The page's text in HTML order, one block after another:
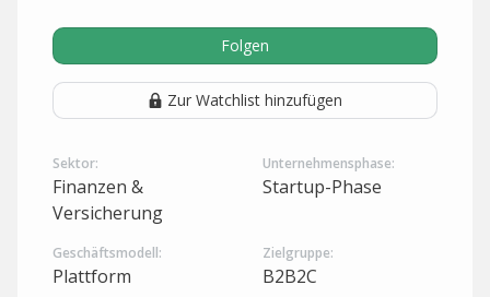
Folgen
Zur Watchlist hinzufügen
Sektor:
Finanzen &
Versicherung
Unternehmensphase:
Startup-Phase
Geschäftsmodell:
Plattform
Zielgruppe:
B2B2C